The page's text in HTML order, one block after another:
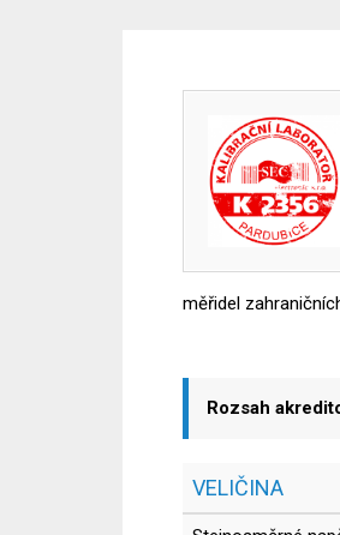
měřidel
Rozsah
VELIČINA